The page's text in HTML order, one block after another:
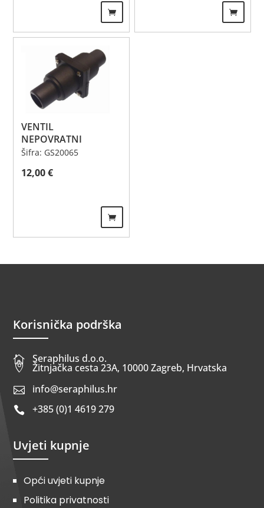
VENTIL
NEPOVRATNI
Šifra: GS20065
12,00€
Korisnička podrška
 Seraphilus d.o.o.
 Žitnjačka cesta 23A, 10000 Zagreb, Hrvatska
 info@seraphilus.hr
 +385 (0)1 4619 279
Uvjeti kupnje
Opći uvjeti kupnje
Politika privatnosti